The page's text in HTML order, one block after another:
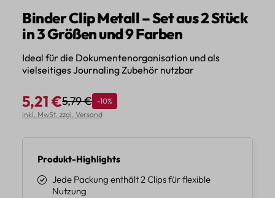
Binder Clip Metall – Set aus 2 Stück
in 3 Größen und 9 Farben
Ideal für die Dokumentenorganisation und als
vielseitiges Journaling Zubehör nutzbar
Verkaufspreis:
5,21 €Regulärer Preis:
5,79 € Rabatt
-10%
inkl. MwSt. zzgl. Versand
Produkt-Highlights
Jede Packung enthält 2 Clips für flexible
Nutzung